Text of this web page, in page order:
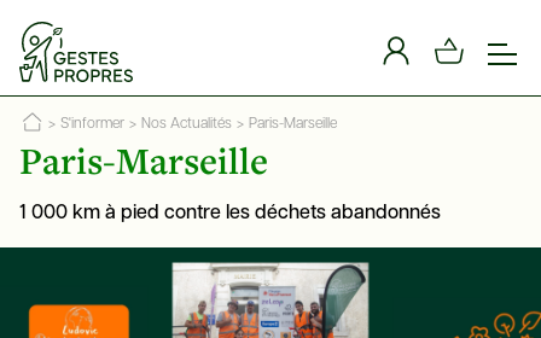
> S'informer > Nos Actualités > Paris-Marseille
Paris-Marseille
1 000 km à pied contre les déchets abandonnés